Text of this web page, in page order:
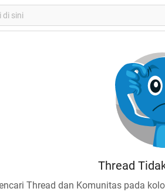
Thread
Thread dan Komunitas pada